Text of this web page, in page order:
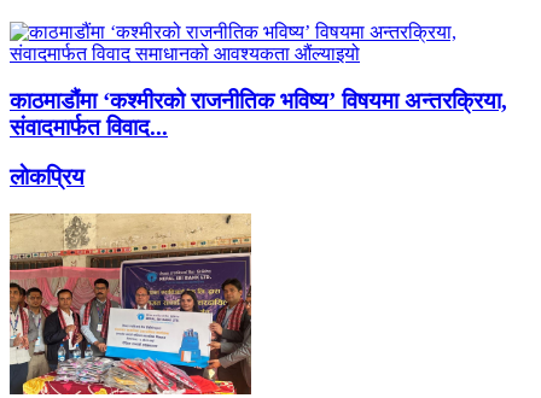
काठमाडौंमा ‘कश्मीरको राजनीतिक भविष्य’ विषयमा अन्तरक्रिया,
संवादमार्फत विवाद...
लाेकप्रिय